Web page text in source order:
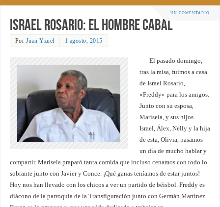
UN COMENTARIO
Israel Rosario: el hombre cabal
Por Juan Yzuel 1 agosto, 2015
El pasado domingo,
tras la misa, fuimos a casa
de Israel Rosario,
«Freddy» para los amigos.
Junto con su esposa,
Marisela, y sus hijos
Israel, Álex, Nelly y la hija
de esta, Olivia, pasamos
un día de mucho hablar y
compartir. Marisela praparó tanta comida que incluso cenamos con todo lo
sobrante junto con Javier y Conce. ¡Qué ganas teníamos de estar juntos!
Hoy nos han llevado con los chicos a ver un partido de béisbol. Freddy es
diácono de la parroquia de la Transfiguración junto con Germán Martínez.